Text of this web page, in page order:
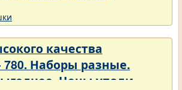
качества
780. Наборы разные.
Цены упали